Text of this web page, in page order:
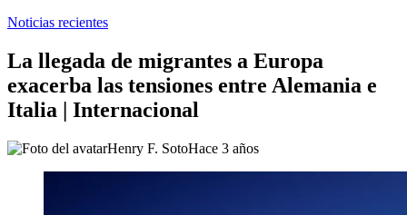
Noticias recientes
La llegada de migrantes a Europa
exacerba las tensiones entre Alemania e
Italia | Internacional
Henry F. SotoHace 3 años